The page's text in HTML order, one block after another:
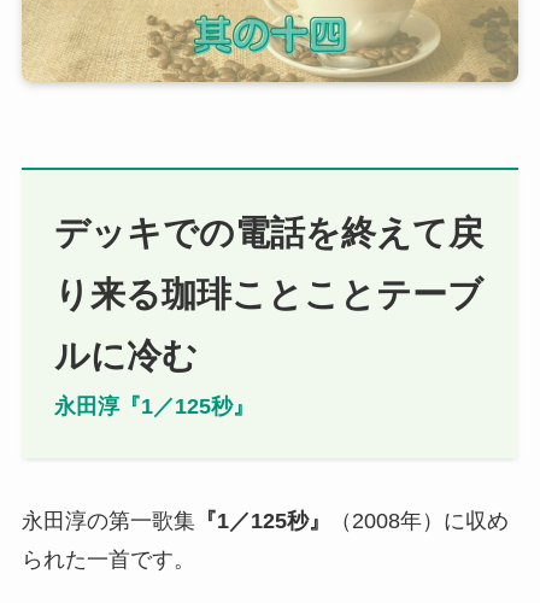
デッキでの電話を終えて戻
り来る珈琲ことことテーブ
ルに冷む
永田 淳『1／125秒』
永田淳の第一歌集『1／125秒』
（2008年）に収め
られた一首です。